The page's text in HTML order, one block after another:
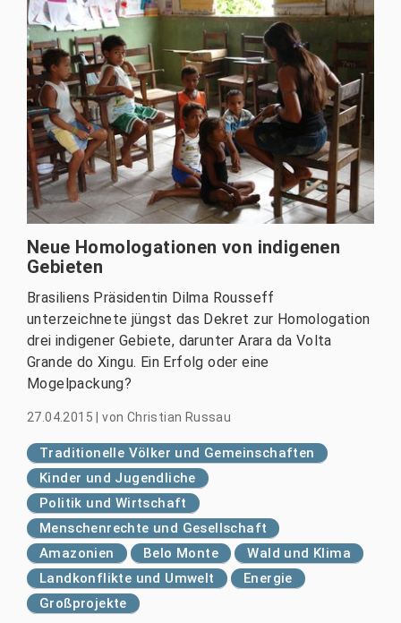
Neue Homologationen von indigenen
Gebieten
Brasiliens Präsidentin Dilma Rousseff
unterzeichnete jüngst das Dekret zur Homologation
drei indigener Gebiete, darunter Arara da Volta
Grande do Xingu. Ein Erfolg oder eine
Mogelpackung?
27.04.2015 |von Christian Russau
Traditionelle Völker und Gemeinschaften
Kinder und Jugendliche
Politik und Wirtschaft
Menschenrechte und Gesellschaft
Amazonien
Belo Monte
Wald und Klima
Landkonflikte und Umwelt
Energie
Großprojekte